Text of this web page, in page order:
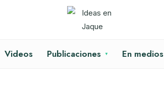
Videos Publicaciones En medios